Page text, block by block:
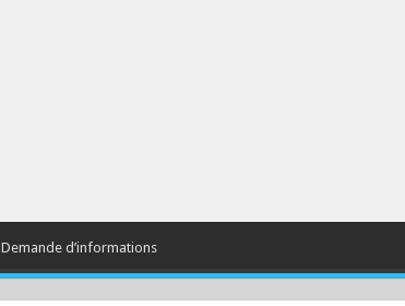
Demande d’informations